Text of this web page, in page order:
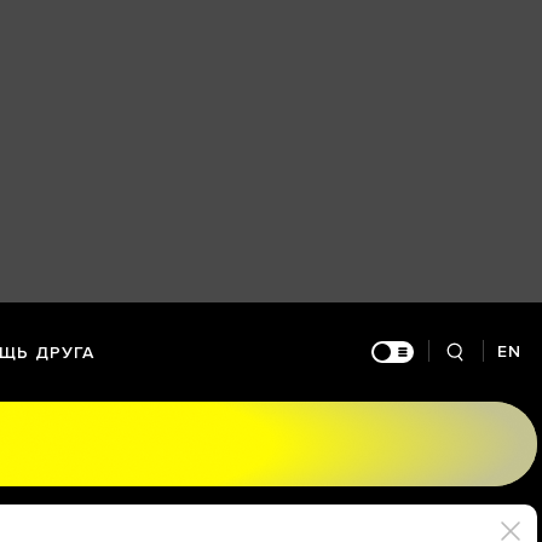
ДРУГА EN